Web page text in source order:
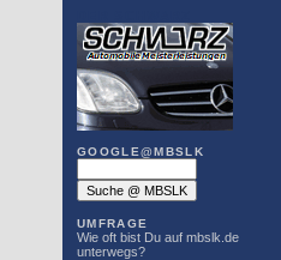
GOOGLE@MBSLK
UMFRAGE
Wie oft bist Du auf mbslk.de
unterwegs?